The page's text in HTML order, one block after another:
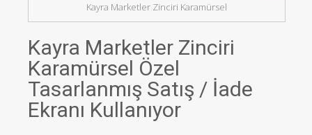
Kayra Marketler Zinciri Karamürsel
Kayra Marketler Zinciri
Karamürsel Özel
Tasarlanmış Satış / İade
Ekranı Kullanıyor